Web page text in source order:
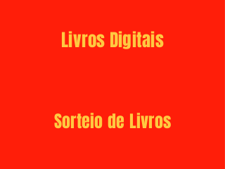
Livros Digitais
Sorteio de Livros